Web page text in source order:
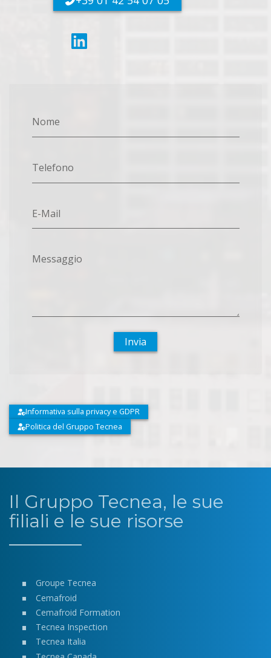
Nome
Telefono
E-Mail
Messaggio
Invia
Informativa sulla privacy e GDPR
Politica del Gruppo Tecnea
Il Gruppo Tecnea, le sue
filiali e le sue risorse
Groupe Tecnea
Cemafroid
Cemafroid Formation
Tecnea Inspection
Tecnea Italia